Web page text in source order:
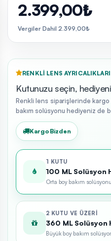
2.399,00₺
Vergiler Dahil 2.399,00₺
RENKLI LENS AYRICALIKLARI
Kutunuzu seçin,
Renkli lens siparişlerinde
bakım solüsyonu hediyeniz de
Kargo Bizden
1 KUTU
100 ML Solüsyon
Orta boy bakım solüsyonu
2 KUTU VE ÜZERI
360 ML Solüsyon
Büyük boy bakım